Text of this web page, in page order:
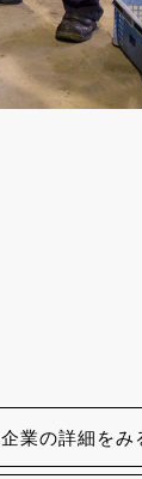
企業の詳細をみ